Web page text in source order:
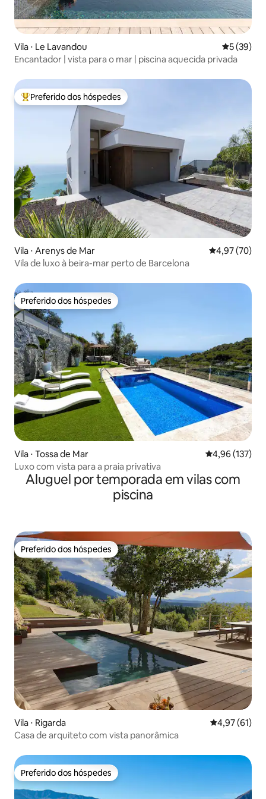
Vila ⋅ Le Lavandou 5 de uma
5 (39)
Encantador | vista para o mar | piscina aquecida privada
Entre os melhores preferidos dos hóspedes
Preferido dos hóspedes
Vila ⋅ Arenys de Mar 4,97 de uma
4,97 (70)
Vila de luxo à beira-mar perto de Barcelona
Preferido dos hóspedes
Preferido dos hóspedes
Vila ⋅ Tossa de Mar 4,96 de uma
4,96 (137)
Luxo com vista para a praia privativa
Aluguel por temporada em vilas com
piscina
Preferido dos hóspedes
Preferido dos hóspedes
Vila ⋅ Rigarda 4,97 de uma
4,97 (61)
Casa de arquiteto com vista panorâmica
Preferido dos hóspedes
Preferido dos hóspedes